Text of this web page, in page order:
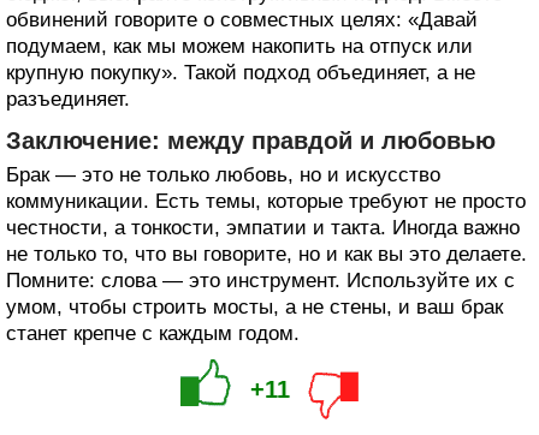
обвинений говорите о совместных целях: «Давай
подумаем, как мы можем накопить на отпуск или
крупную покупку». Такой подход объединяет, а не
разъединяет.
Заключение: между правдой и любовью
Брак — это не только любовь, но и искусство
коммуникации. Есть темы, которые требуют не просто
честности, а тонкости, эмпатии и такта. Иногда важно
не только то, что вы говорите, но и как вы это делаете.
Помните: слова — это инструмент. Используйте их с
умом, чтобы строить мосты, а не стены, и ваш брак
станет крепче с каждым годом.
+11